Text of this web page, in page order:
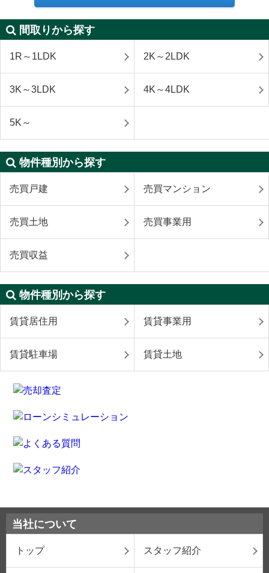
間取りから探す
1R～1LDK 2K～2LDK
3K～3LDK 4K～4LDK
5K～
物件種別から探す
売買戸建 売買マンション
売買土地 売買事業用
売買収益
物件種別から探す
賃貸居住用 賃貸事業用
賃貸駐車場 賃貸土地
当社について
トップ スタッフ紹介